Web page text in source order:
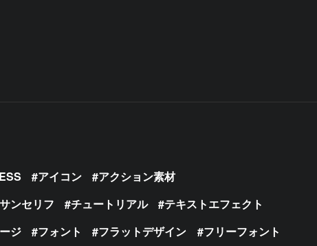
アイコン
アクション素材
ンセリフ チュートリアル
テキストエフェクト
ジ フォント フラットデザイン フリーフォント